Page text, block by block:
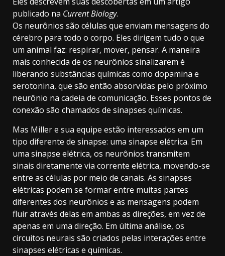
publicado na Current Biology.
Os neurônios são células que enviam mensagens do
cérebro para todo o corpo. Eles dirigem tudo o que
um animal faz: respirar, mover, pensar. A maneira
mais conhecida de os neurônios sinalizarem é
liberando substâncias químicas como dopamina e
serotonina, que são então absorvidas pelo próximo
neurônio na cadeia de comunicação. Esses pontos de
conexão são chamados de sinapses químicas.
Mas Miller e sua equipe estão interessados ​​em um
tipo diferente de sinapse: uma sinapse elétrica. Em
uma sinapse elétrica, os neurônios transmitem
sinais diretamente via corrente elétrica, movendo-se
entre as células por meio de canais. As sinapses
elétricas podem se formar entre muitas partes
diferentes dos neurônios e as mensagens podem
fluir através delas em ambas as direções, em vez de
apenas em uma direção. Em última análise, os
circuitos neurais são criados pelas interações entre
sinapses elétricas e químicas.